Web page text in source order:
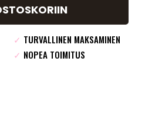
✓ TURVALLINEN MAKSAMINEN
✓ NOPEA TOIMITUS